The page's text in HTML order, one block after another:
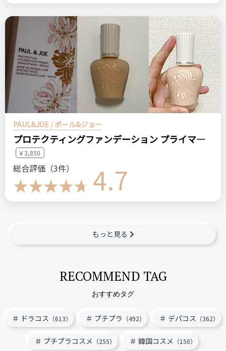
PAUL&JOE / ポール&ジョー
プロテクティングファンデーション プライマ―
￥3,850
総合評価（3件） 4.7
もっと見る
RECOMMEND TAG
おすすめタグ
ドラコス （613） プチプラ （492） デパコス （362）
プチプラコスメ （255） 韓国コスメ （150）